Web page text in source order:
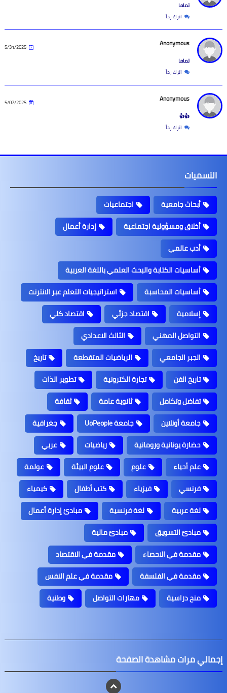
تماما
اترك رداً
Anonymous
5/31/2025
تماما
اترك رداً
Anonymous
5/07/2025
👍👍
اترك رداً
التسميات
أبحاث جامعية
اجتماعيات
أخلاق ومسؤولية اجتماعية
إدارة أعمال
أدب عالمي
أساسيات الكتابة والبحث العلمي باللغة العربية
أساسيات المحاسبة
استراتيجيات التعلم عبر الانترنت
إسلامية
اقتصاد جزئي
اقتصاد كلي
التواصل المهني
الثالث الاعدادي
الجبر الجامعي
الرياضيات المتقطعة
تاريخ
تاريخ الفن
تجارة الكترونية
تطوير الذات
تفاضل وتكامل
ثانوية عامة
ثقافة
جامعة أونلاين
جامعة UoPeople
جغرافية
حضارة يونانية ورومانية
رياضيات
عربي
علم أحياء
علوم علوم البيئة
عولمة
فرنسي
فيزياء كتب أطفال
كيمياء
لغة عربية
لغة فرنسية
مبادئ إدارة أعمال
مبادئ التسويق
مبادئ مالية
مقدمة في الاحصاء
مقدمة في الاقتصاد
مقدمة في الفلسفة
مقدمة في علم النفس
منح دراسية
مهارات التواصل وطنية
إجمالي مرات مشاهدة الصفحة